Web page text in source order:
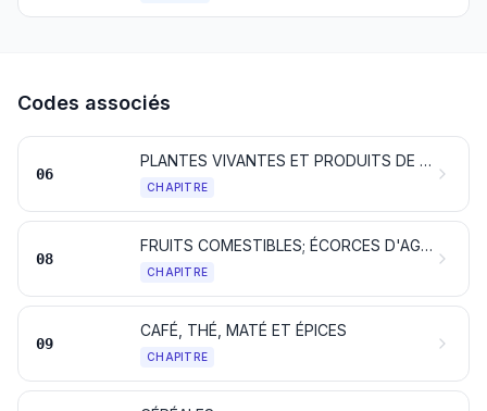
Codes associés
06
PLANTES VIVANTES ET PRODUITS DE LA FLORICULTURE
CHAPITRE
08
FRUITS COMESTIBLES; ÉCORCES D'AGRUMES OU DE MELONS
CHAPITRE
09
CAFÉ, THÉ, MATÉ ET ÉPICES
CHAPITRE